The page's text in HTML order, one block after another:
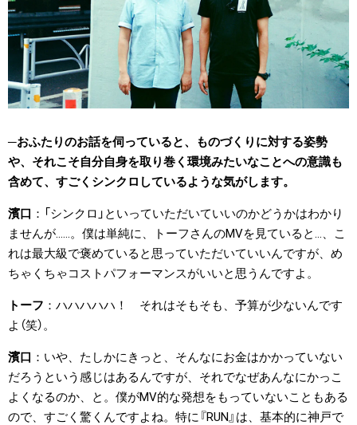
おふたりのお話を伺っていると、ものづくりに対する姿勢
や、それこそ自分自身を取り巻く環境みたいなことへの意識も
含めて、すごくシンクロしているような気がします。
濱口
「シンクロ」といっていただいていいのかどうかはわかり
ませんが……。僕は単純に、トーフさんのMVを見ていると…、こ
れは最大級で褒めていると思っていただいていいんですが、め
ちゃくちゃコストパフォーマンスがいいと思うんですよ。
トーフ
ハハハハハ！ それはそもそも、予算が少ないんです
よ（笑）。
濱口
いや、たしかにきっと、そんなにお金はかかっていない
だろうという感じはあるんですが、それでなぜあんなにかっこ
よくなるのか、と。僕がMV的な発想をもっていないこともある
ので、すごく驚くんですよね。特に『RUN』は、基本的に神戸で